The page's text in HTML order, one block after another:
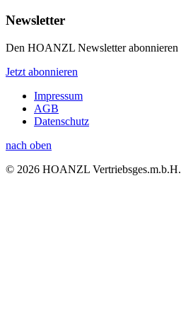
Newsletter
Den HOANZL Newsletter abonnieren
Jetzt abonnieren
Impressum
AGB
Datenschutz
nach oben
© 2026 HOANZL Vertriebsges.m.b.H.